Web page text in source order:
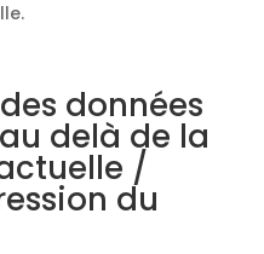
données
delà de la
/
du